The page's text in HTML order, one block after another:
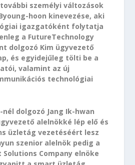
személyi változások
hoon kinevezése, aki
igazgatóként folytatja
a FutureTechnology
dolgozó Kim ügyvezető
és egyidejűleg tölti be a
valamint az új
technológiai
nél dolgozó Jang Ik-hwan
alelnökké lép elő és
üzletág vezetéséért lesz
szenior alelnök pedig a
Company elnöke